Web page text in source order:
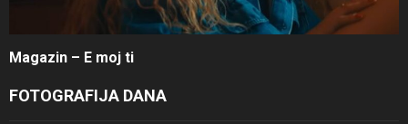
Magazin – E moj ti
FOTOGRAFIJA DANA